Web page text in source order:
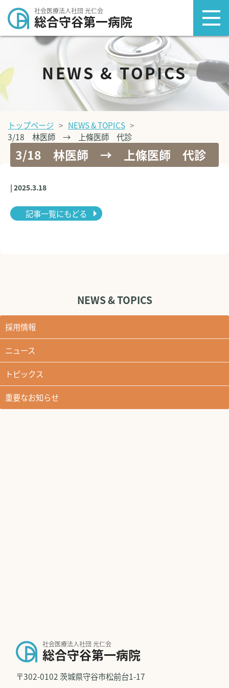
社会医療法人社団 光仁会
総合守谷第一病院
NEWS & TOPICS
トップページ
NEWS & TOPICS
3/18 林医師 → 上條医師 代診
3/18 林医師 → 上條医師 代診
| 2025.3.18
記事一覧にもどる
NEWS & TOPICS
採用情報
ニュース
トピックス
重要なお知らせ
社会医療法人社団 光仁会
総合守谷第一病院
〒302-0102 茨城県守谷市松前台1-17